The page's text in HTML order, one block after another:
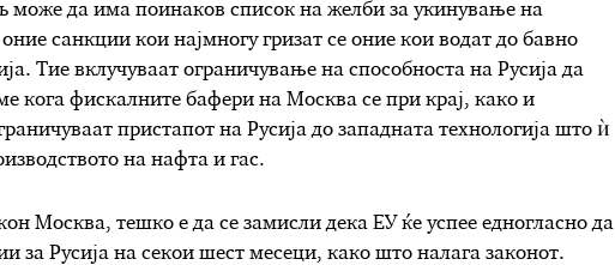
може да има поинаков список на желби за укинување на
санкции кои најмногу гризат се оние кои водат до бавно
Тие вклучуваат ограничување на способноста на Русија да
кога фискалните бафери на Москва се при крај, како и
пристапот на Русија до западната технологија што ѝ
на нафта и гас.
Москва, тешко е да се замисли дека ЕУ ќе успее едногласно да
за Русија на секои шест месеци, како што налага законот.